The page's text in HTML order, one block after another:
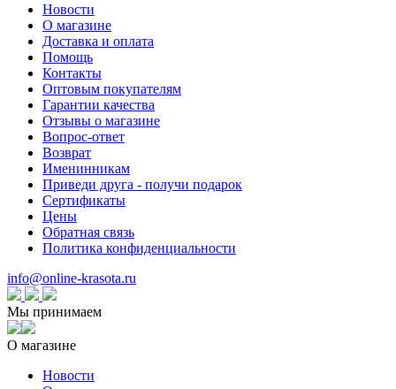
Новости
О магазине
Доставка и оплата
Помощь
Контакты
Оптовым покупателям
Гарантии качества
Отзывы о магазине
Вопрос-ответ
Возврат
Именинникам
Приведи друга - получи подарок
Сертификаты
Цены
Обратная связь
Политика конфиденциальности
info@online-krasota.ru
Мы принимаем
О магазине
Новости